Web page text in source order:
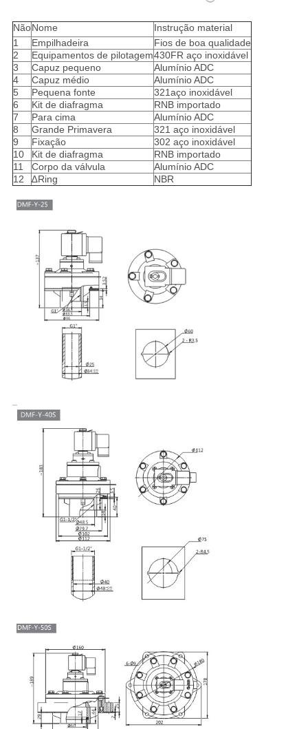
NãoNome
Instrução material
1
Empilhadeira
Fios de boa qualidade
2
Equipamentos de pilotagem430FR aço inoxidável
3
Capuz pequeno
Alumínio ADC
4
Capuz médio
Alumínio ADC
5
Pequena fonte
321aço inoxidável
6
Kit de diafragma
RNB importado
7
Para cima
Alumínio ADC
8
Grande Primavera
321 aço inoxidável
9
Fixação
302 aço inoxidável
10
Kit de diafragma
RNB importado
11
Corpo da válvula
Alumínio ADC
12
∆Ring NBR